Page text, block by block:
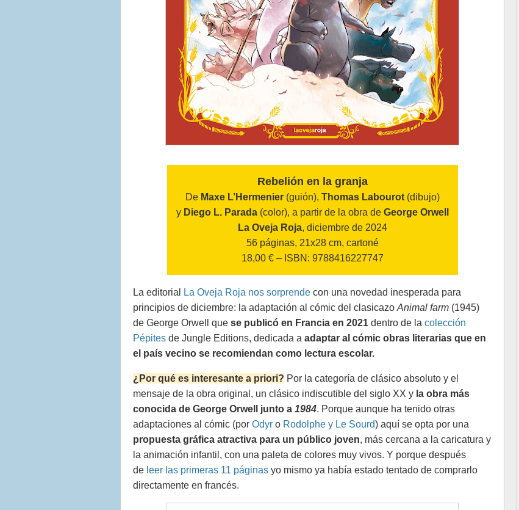
Rebelión en la granja
De Maxe L’Hermenier(guión), Thomas Labourot(dibujo)
y Diego L. Parada(color), a partir de la obra de George Orwell
La Oveja Roja, diciembre de 2024
56 páginas, 21x28 cm, cartoné
18,00 € – ISBN: 9788416227747
La editorial La Oveja Roja nos sorprende con una novedad inesperada para
principios de diciembre: la adaptación al cómic del clasicazo Animal farm (1945)
de George Orwell que se publicó en Francia en 2021 dentro de la colección
Pépites de Jungle Editions, dedicada a adaptar al cómic obras literarias que en
el país vecino se recomiendan como lectura escolar.
¿Por qué es interesante a priori? Por la categoría de clásico absoluto y el
mensaje de la obra original, un clásico indiscutible del siglo XX y la obra más
conocida de George Orwell junto a 1984. Porque aunque ha tenido otras
adaptaciones al cómic (por Odyr o Rodolphe y Le Sourd) aquí se opta por una
propuesta gráfica atractiva para un público joven, más cercana a la caricatura y
la animación infantil, con una paleta de colores muy vivos. Y porque después
de leer las primeras 11 páginas yo mismo ya había estado tentado de comprarlo
directamente en francés.